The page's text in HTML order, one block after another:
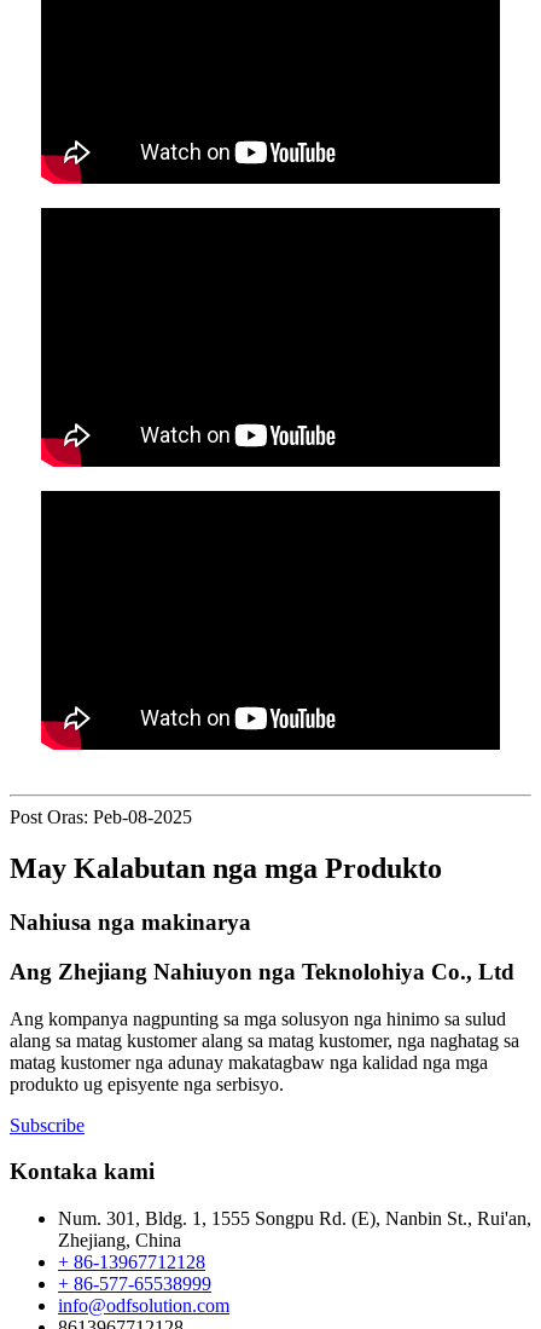
Post Oras: Peb-08-2025
May Kalabutan nga mga Produkto
Nahiusa nga makinarya
Ang Zhejiang Nahiuyon nga Teknolohiya Co., Ltd
Ang kompanya nagpunting sa mga solusyon nga hinimo sa sulud
alang sa matag kustomer alang sa matag kustomer, nga naghatag sa
matag kustomer nga adunay makatagbaw nga kalidad nga mga
produkto ug episyente nga serbisyo.
Subscribe
Kontaka kami
Num. 301, Bldg. 1, 1555 Songpu Rd. (E), Nanbin St., Rui'an,
Zhejiang, China
+ 86-13967712128
+ 86-577-65538999
info@odfsolution.com